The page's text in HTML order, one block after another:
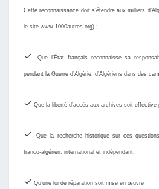
Cette reconnaissance doit s’étendre aux milliers
le site www.1000autres.org) ;
✓ Que l’État français reconnaisse sa
pendant la Guerre d’Algérie, d’Algériens dans des
✓ Que la liberté d’accès aux archives soit
✓Que la recherche historique sur ces
franco-algérien, international et indépendant.
✓ Qu’une loi de réparation soit mise en œuvre